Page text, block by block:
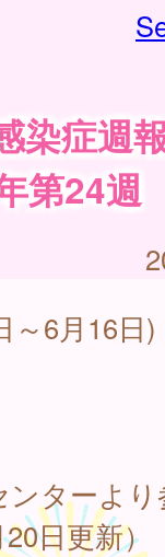
染症週
第24週
～6月16日)
ンターよ
日更新）